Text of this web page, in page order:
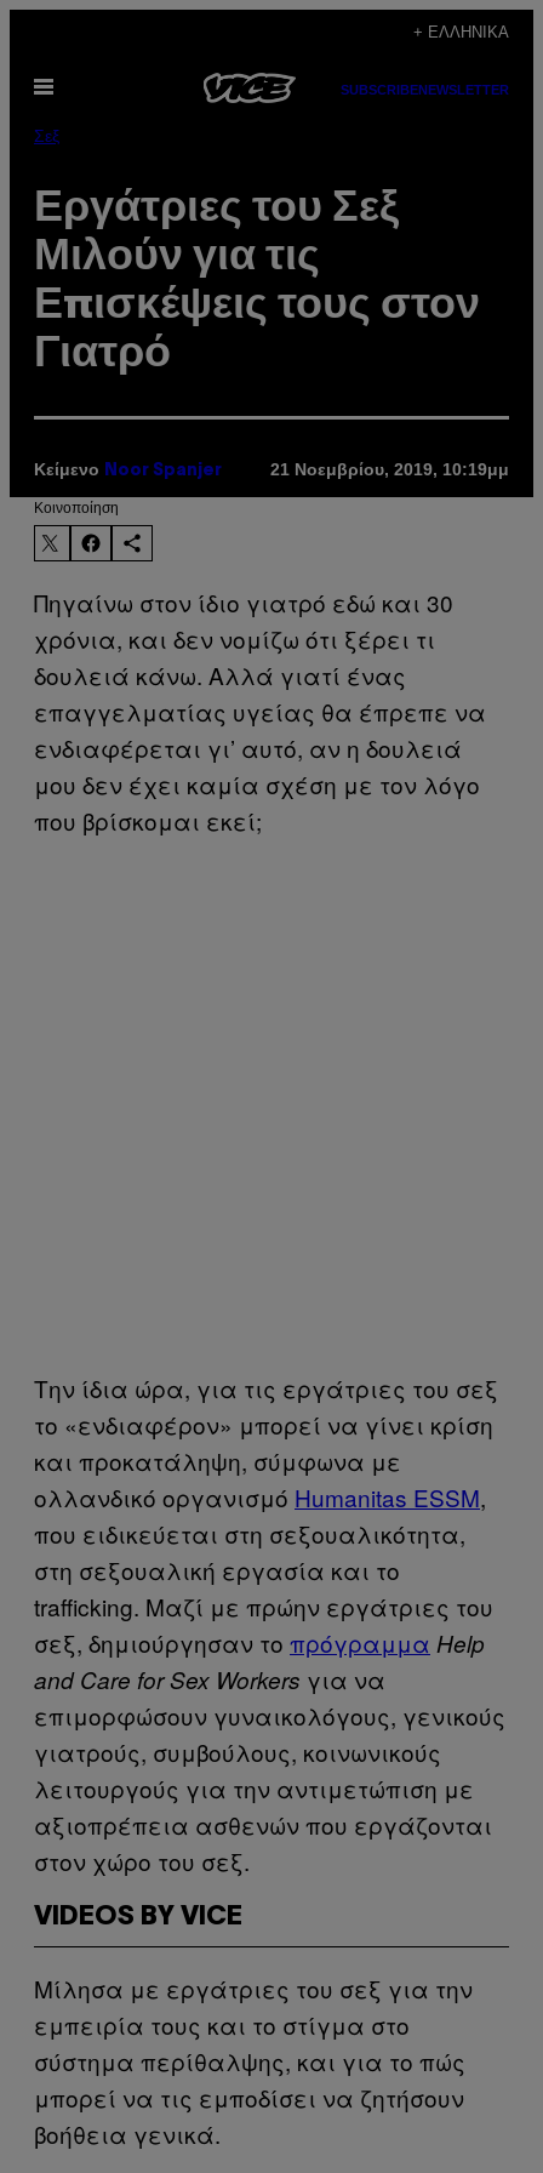
περιεχόμενο
+ ΕΛΛΗΝΙΚΆ
Ανοίξτε
SUBSCRIBENEWSLETTER
Σεξ
Εργάτριες του Σεξ
Μιλούν για τις
Επισκέψεις τους στον
Γιατρό
Κείμενο Noor Spanjer 21 Νοεμβρίου, 2019, 10:19μμ
Kοινοποίηση
Πηγαίνω στον ίδιο γιατρό εδώ και 30
χρόνια, και δεν νομίζω ότι ξέρει τι
δουλειά κάνω. Αλλά γιατί ένας
επαγγελματίας υγείας θα έπρεπε να
ενδιαφέρεται γι’ αυτό, αν η δουλειά
μου δεν έχει καμία σχέση με τον λόγο
που βρίσκομαι εκεί;
Την ίδια ώρα, για τις εργάτριες του σεξ
το «ενδιαφέρον» μπορεί να γίνει κρίση
και προκατάληψη, σύμφωνα με
ολλανδικό οργανισμό Humanitas ESSM,
που ειδικεύεται στη σεξουαλικότητα,
στη σεξουαλική εργασία και το
trafficking. Μαζί με πρώην εργάτριες του
σεξ, δημιούργησαν το πρόγραμμα Help
and Care for Sex Workers για να
επιμορφώσουν γυναικολόγους, γενικούς
γιατρούς, συμβούλους, κοινωνικούς
λειτουργούς για την αντιμετώπιση με
αξιοπρέπεια ασθενών που εργάζονται
στον χώρο του σεξ.
VIDEOS BY VICE
Μίλησα με εργάτριες του σεξ για την
εμπειρία τους και το στίγμα στο
σύστημα περίθαλψης, και για το πώς
μπορεί να τις εμποδίσει να ζητήσουν
βοήθεια γενικά.